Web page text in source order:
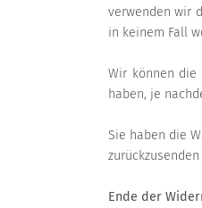
verwenden wir
in keinem Fall
Wir können die
haben, je
Sie haben die
Ende der